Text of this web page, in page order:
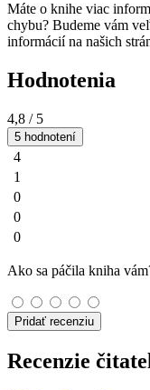
Máte o knihe viac
chybu? Budeme vám
informácií na našich
Hodnotenia
4,8 / 5
5 hodnotení
4
1
0
0
0
Ako sa páčila kniha
Pridať recenziu
Recenzie